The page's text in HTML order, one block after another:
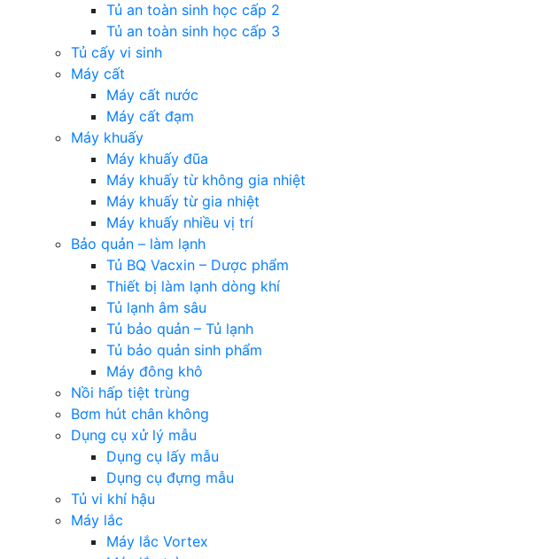
Tủ an toàn sinh học cấp 2
Tủ an toàn sinh học cấp 3
Tủ cấy vi sinh
Máy cất
Máy cất nước
Máy cất đạm
Máy khuấy
Máy khuấy đũa
Máy khuấy từ không gia nhiệt
Máy khuấy từ gia nhiệt
Máy khuấy nhiều vị trí
Bảo quản – làm lạnh
Tủ BQ Vacxin – Dược phẩm
Thiết bị làm lạnh dòng khí
Tủ lạnh âm sâu
Tủ bảo quản – Tủ lạnh
Tủ bảo quản sinh phẩm
Máy đông khô
Nồi hấp tiệt trùng
Bơm hút chân không
Dụng cụ xử lý mẫu
Dụng cụ lấy mẫu
Dụng cụ đựng mẫu
Tủ vi khí hậu
Máy lắc
Máy lắc Vortex